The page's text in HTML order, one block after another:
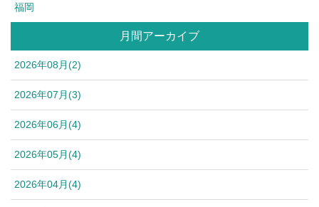
福岡
月間アーカイブ
2026年08月(2)
2026年07月(3)
2026年06月(4)
2026年05月(4)
2026年04月(4)